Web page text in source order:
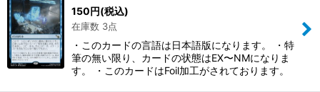
150円(税込)
在庫数 3点
・このカードの言語は日本語版になります。 ・特
筆の無い限り、カードの状態はEX〜NMになりま
す。 ・このカードはFoil加工がされております。